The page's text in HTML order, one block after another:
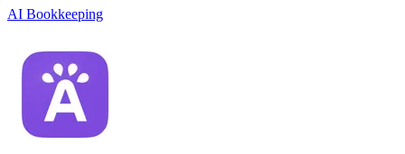
AI Bookkeeping